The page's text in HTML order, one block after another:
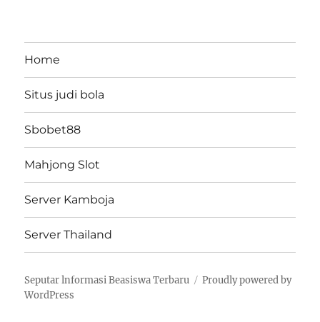
Home
Situs judi bola
Sbobet88
Mahjong Slot
Server Kamboja
Server Thailand
Seputar lnformasi Beasiswa Terbaru
Proudly powered by
WordPress